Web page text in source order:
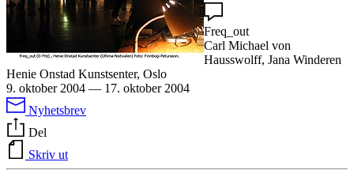
Freq_out
Carl Michael von
Hausswolff, Jana Winderen
Henie Onstad Kunstsenter, Oslo
9. oktober 2004 — 17. oktober 2004
Nyhetsbrev
Del
Skriv ut